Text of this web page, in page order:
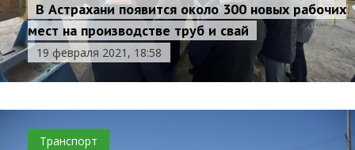
В Астрахани появится около 300 новых рабочих
мест на производстве труб и свай
19 февраля 2021, 18:58
Транспорт